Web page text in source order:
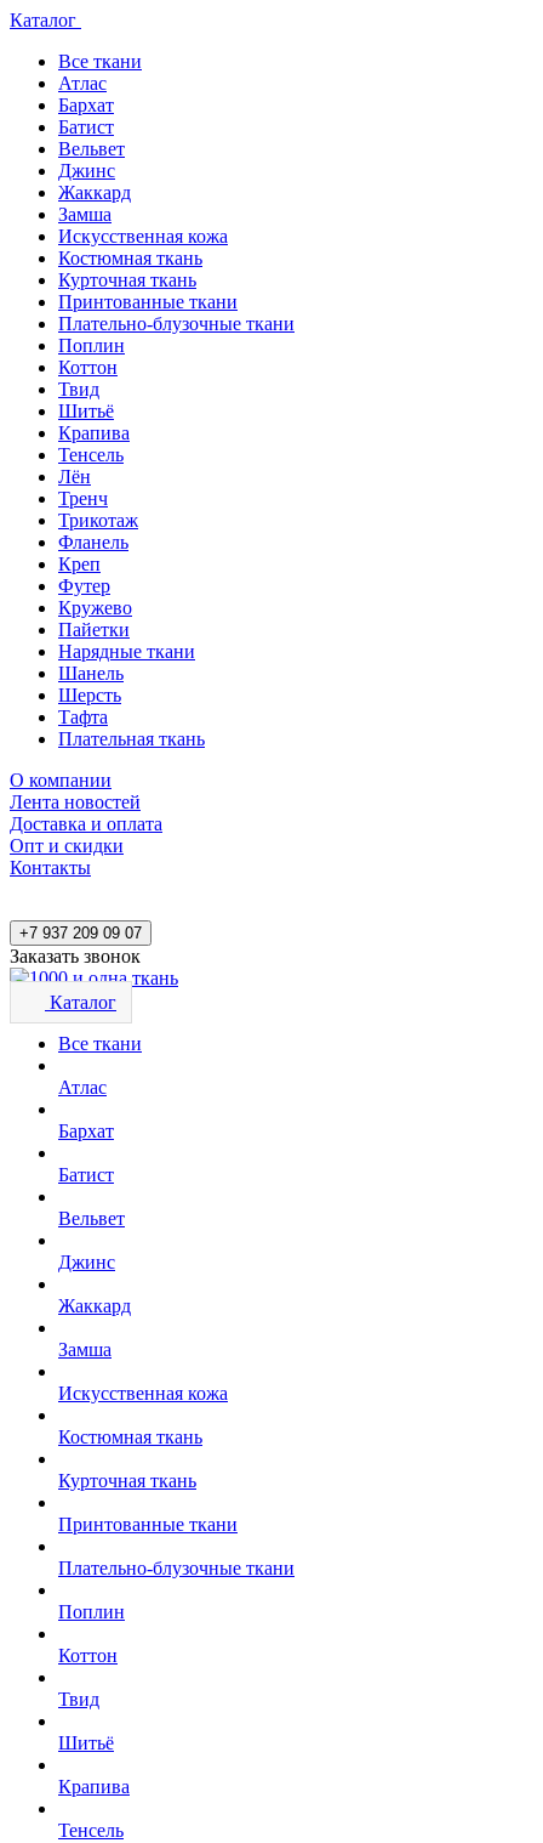
Каталог
Все ткани
Атлас
Бархат
Батист
Вельвет
Джинс
Жаккард
Замша
Искусственная кожа
Костюмная ткань
Курточная ткань
Принтованные ткани
Плательно-блузочные ткани
Поплин
Коттон
Твид
Шитьё
Крапива
Тенсель
Лён
Тренч
Трикотаж
Фланель
Креп
Футер
Кружево
Пайетки
Нарядные ткани
Шанель
Шерсть
Тафта
Плательная ткань
О компании
Лента новостей
Доставка и оплата
Опт и скидки
Контакты
+7 937 209 09 07
Заказать звонок
Каталог
Все ткани
Атлас
Бархат
Батист
Вельвет
Джинс
Жаккард
Замша
Искусственная кожа
Костюмная ткань
Курточная ткань
Принтованные ткани
Плательно-блузочные ткани
Поплин
Коттон
Твид
Шитьё
Крапива
Тенсель